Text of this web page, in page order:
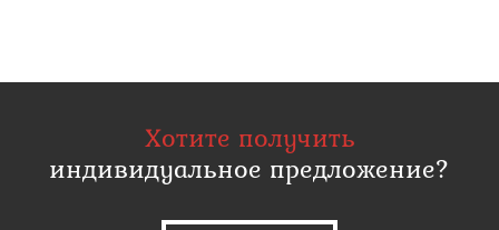
Хотите получить
индивидуальное предложение?